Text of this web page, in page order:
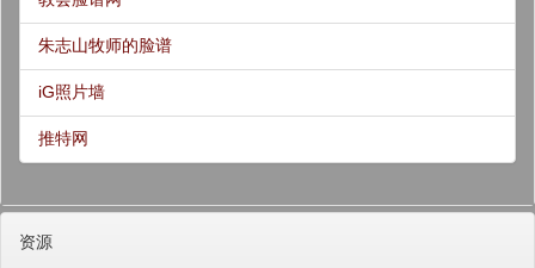
朱志山牧师的脸谱
iG照片墙
推特网
资源